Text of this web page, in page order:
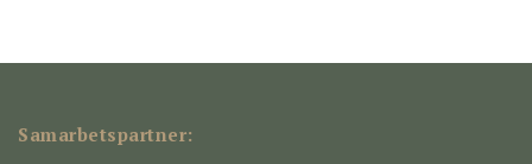
Samarbetspartner: